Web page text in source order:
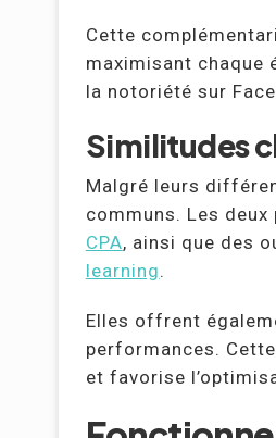
Cette
maximisant chaque
la notoriété sur
Similitudes
Malgré leurs
communs. Les
CPA, ainsi que des
learning.
Elles offrent
performances.
et favorise